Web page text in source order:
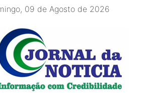
09 de Agosto de 2026